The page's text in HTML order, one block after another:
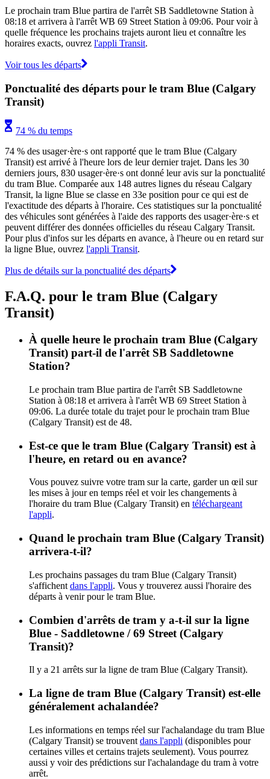
Le prochain tram Blue partira de l'arrêt SB Saddletowne Station à
08:18 et arrivera à l'arrêt WB 69 Street Station à 09:06. Pour voir à
quelle fréquence les prochains trajets auront lieu et connaître les
horaires exacts, ouvrez l'appli Transit.
Voir tous les départs
Ponctualité des départs pour le tram Blue (Calgary
Transit)
74 % du temps
74 % des usager·ère·s ont rapporté que le tram Blue (Calgary
Transit) est arrivé à l'heure lors de leur dernier trajet. Dans les 30
derniers jours, 830 usager·ère·s ont donné leur avis sur la ponctualité
du tram Blue. Comparée aux 148 autres lignes du réseau Calgary
Transit, la ligne Blue se classe en 33e position pour ce qui est de
l'exactitude des départs à l'horaire. Ces statistiques sur la ponctualité
des véhicules sont générées à l'aide des rapports des usager·ère·s et
peuvent différer des données officielles du réseau Calgary Transit.
Pour plus d'infos sur les départs en avance, à l'heure ou en retard sur
la ligne Blue, ouvrez l'appli Transit.
Plus de détails sur la ponctualité des départs
F.A.Q. pour le tram Blue (Calgary
Transit)
À quelle heure le prochain tram Blue (Calgary
Transit) part-il de l'arrêt SB Saddletowne
Station?
Le prochain tram Blue partira de l'arrêt SB Saddletowne
Station à 08:18 et arrivera à l'arrêt WB 69 Street Station à
09:06. La durée totale du trajet pour le prochain tram Blue
(Calgary Transit) est de 48.
Est-ce que le tram Blue (Calgary Transit) est à
l'heure, en retard ou en avance?
Vous pouvez suivre votre tram sur la carte, garder un œil sur
les mises à jour en temps réel et voir les changements à
l'horaire du tram Blue (Calgary Transit) en téléchargeant
l'appli.
Quand le prochain tram Blue (Calgary Transit)
arrivera-t-il?
Les prochains passages du tram Blue (Calgary Transit)
s'affichent dans l'appli. Vous y trouverez aussi l'horaire des
départs à venir pour le tram Blue.
Combien d'arrêts de tram y a-t-il sur la ligne
Blue - Saddletowne / 69 Street (Calgary
Transit)?
Il y a 21 arrêts sur la ligne de tram Blue (Calgary Transit).
La ligne de tram Blue (Calgary Transit) est-elle
généralement achalandée?
Les informations en temps réel sur l'achalandage du tram Blue
(Calgary Transit) se trouvent dans l'appli (disponibles pour
certaines villes et certains trajets seulement). Vous pourrez
aussi y voir des prédictions sur l'achalandage du tram à votre
arrêt.